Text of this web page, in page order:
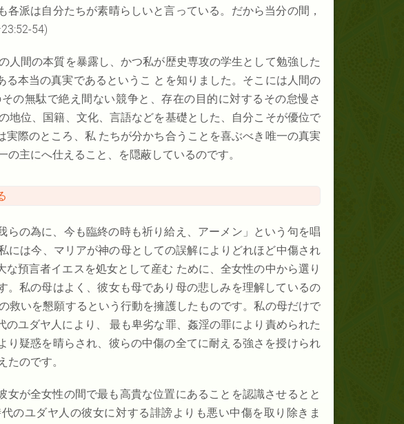
派は自分たちが素晴らしいと言っている。だから当分の間，
23:52-54)
人間の本質を暴露し、かつ私が歴史専攻の学生として勉強した
本当の真実であるというこ とを知りました。そこには人間の
の無駄で絶え間ない競争と、存在の目的に対するその怠慢さ
地位、国籍、文化、言語などを基礎とした、自分こそが優位で
際のところ、私 たちが分かち合うことを喜ぶべき唯一の真実
主にへ仕えること、を隠蔽しているのです。
らの為に、今も臨終の時も祈り給え、アーメン」という句を唱
には今、マリアが神の母としての誤解によりどれほど中傷され
預言者イエスを処女として産む ために、全女性の中から選り
。私の母はよく、彼女も母であり母の悲しみを理解しているの
救いを懇願するという行動を擁護したものです。私の母だけで
ユダヤ人により、 最も卑劣な罪、姦淫の罪により責められた
り疑惑を晴らされ、彼らの中傷の全てに耐える強さを授けられ
のです。
が全女性の間で最も高貴な位置にあることを認識させるとと
のユダヤ人の彼女に対する誹謗よりも悪い中傷を取り除きま